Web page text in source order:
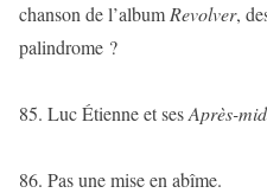
chanson de l’album Revolver,
palindrome ?
85. Luc Étienne et sesAprès-
86. Pas une mise en abîme.